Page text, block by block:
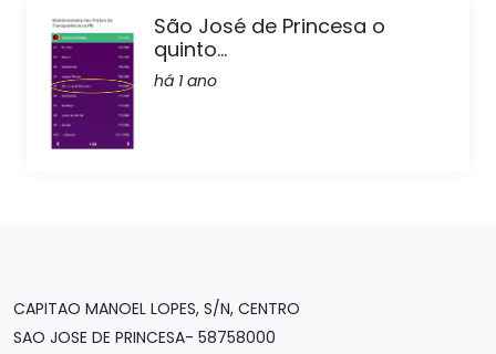
São José de Princesa o
quinto...
há 1 ano
CAPITAO MANOEL LOPES, S/N, CENTRO
SAO JOSE DE PRINCESA- 58758000